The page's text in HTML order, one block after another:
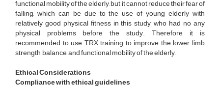
functional mobility of the elderly, but it cannot reduce their fear of
falling, which can be due to the use of young elderly with
relatively good physical fitness in this study, who had no any
physical problems before the study. Therefore, it is
recommended to use TRX training to improve the lower limb
strength, balance, and functional mobility of the elderly.
Ethical Considerations
Compliance with ethical guidelines